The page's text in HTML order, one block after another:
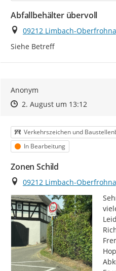
Abfallbehälter übervoll
Ort
09212 Limbach-
Siehe Betreff
Anonym
Zeitpunkt des Erstellens
Zeitpunkt des Erstellens
2. August um 13:12Zur
Kategorie
Verkehrszeichen und
Status
In Bearbeitung
Zonen Schild
Ort
09212 Limbach-